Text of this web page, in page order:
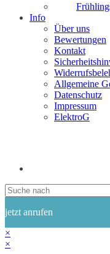
Info
Über uns
Bewertungen
Kontakt
Allgemeine
Datenschutz
Impressum
ElektroG
jetzt anrufen
×
×